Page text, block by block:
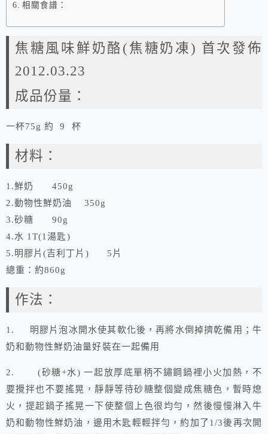
相關食譜：
焦糖風味鮮奶酪(焦糖奶凍) 首次發佈
2012.03.23
成品份量：
一杯75g 約 9 杯
材料：
1.鮮奶 450g
2.動物性鮮奶油 350g
3.砂糖 90g
4.水 1T(1湯匙)
5.明膠片(吉利丁片) 5片
總重：約860g
作法：
1. 明膠片泡冰開水使其軟化後，再將水倒掉擠乾備用；牛
奶和動物性鮮奶油量好裝在一起備用
2. (砂糖+水) 一起放厚底單柄不鏽鋼鍋裡小火加熱，不
要攪拌也不要搖晃，靜靜等待砂糖整個變成焦糖色，暫時熄
火，提起鍋子搖晃一下使整個上色很均勻，然後慢慢淋入牛
奶和動物性鮮奶油，邊用木匙輕輕拌勻，約加了1/3後再次開